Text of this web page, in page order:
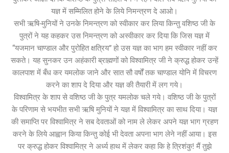
यज्ञ में सम्मिलित होने के लिये निमन्त्रण दे आओ।
सभी ऋषि-मुनियों ने उनके निमन्त्रण को स्वीकार कर लिया किन्तु वशिष्ठ जी के
पुत्रों ने यह कहकर उस निमन्त्रण को अस्वीकार कर दिया कि जिस यज्ञ में
“यजमान चाण्डाल और पुरोहित क्षत्रिय” हो उस यज्ञ का भाग हम स्वीकार नहीं कर
सकते। यह सुनकर उन अहंकारी ब्राह्मणों को विश्वामित्र जी ने क्रुद्ध होकर उन्हें
कालपाश में बँध कर यमलोक जाने और सात सौ वर्षों तक चाण्डाल योनि में विचरण
करने का शाप दे दिया और यज्ञ की तैयारी में लग गये।
विश्वामित्र के शाप से वशिष्ठ जी के पुत्र यमलोक चले गये। वशिष्ठ जी के पुत्रों
के परिणाम से भयभीत सभी ऋषि मुनियों ने यज्ञ में विश्वामित्र का साथ दिया। यज्ञ
की समाप्ति पर विश्वामित्र ने सब देवताओं को नाम ले लेकर अपने यज्ञ भाग ग्रहण
करने के लिये आह्वान किया किन्तु कोई भी देवता अपना भाग लेने नहीं आया। इस
पर क्रुद्ध होकर विश्वामित्र ने अर्ध्य हाथ में लेकर कहा कि हे त्रिशंकु! मैं तुझे